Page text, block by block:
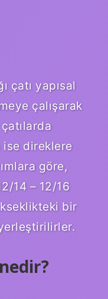
çatı yapısal
çalışarak
ise direklere
göre,
14 – 12/16
bir